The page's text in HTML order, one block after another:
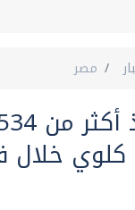
مصر
خلال